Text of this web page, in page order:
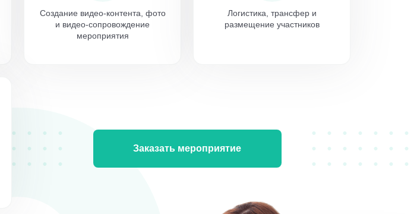
Создание видео-контента, фото
и видео-сопровождение
мероприятия
Логистика, трансфер и
размещение участников
Заказать мероприятие